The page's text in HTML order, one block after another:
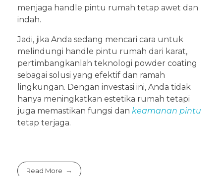
menjaga handle pintu rumah tetap awet dan
indah.
Jadi, jika Anda sedang mencari cara untuk
melindungi handle pintu rumah dari karat,
pertimbangkanlah teknologi powder coating
sebagai solusi yang efektif dan ramah
lingkungan. Dengan investasi ini, Anda tidak
hanya meningkatkan estetika rumah tetapi
juga memastikan fungsi dan keamanan pintu
tetap terjaga.
Read More